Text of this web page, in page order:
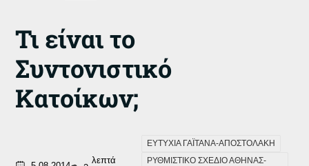
Τι είναι το
Συντονιστικό
Κατοίκων;
λεπτά
ΕΥΤΥΧΙΑ ΓΑΪΤΑΝΑ-ΑΠΟΣΤΟΛΑΚΗ
ΡΥΘΜΙΣΤΙΚΟ ΣΧΕΔΙΟ ΑΘΗΝΑΣ-